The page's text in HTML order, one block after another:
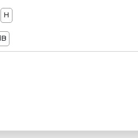
H